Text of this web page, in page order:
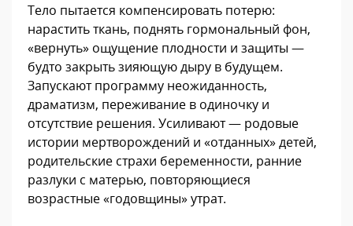
Тело пытается компенсировать потерю:
нарастить ткань, поднять гормональный фон,
«вернуть» ощущение плодности и защиты —
будто закрыть зияющую дыру в будущем.
Запускают программу неожиданность,
драматизм, переживание в одиночку и
отсутствие решения. Усиливают — родовые
истории мертворождений и «отданных» детей,
родительские страхи беременности, ранние
разлуки с матерью, повторяющиеся
возрастные «годовщины» утрат.